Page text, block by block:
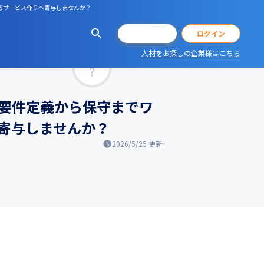
ービス作りへ寄与しませんか？
ログイン
人材をお探しの企業様はこちら
件定義から保守までワ
与しませんか？
2026/5/25 更新